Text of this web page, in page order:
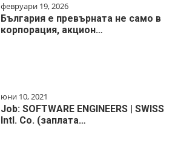
февруари 19, 2026
България е превърната не само в
корпорация, акцион…
юни 10, 2021
Job: SOFTWARE ENGINEERS | SWISS
Intl. Co. (заплата…